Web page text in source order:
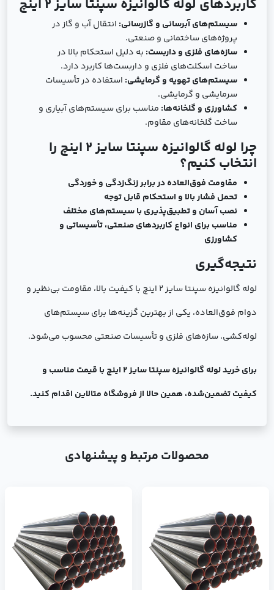
کاربردهای لوله گالوانیزه سپنتا سایز 2 اینچ
سیستم‌های آبرسانی و گازرسانی: انتقال آب و گاز در
پروژه‌های ساختمانی و صنعتی.
سازه‌های فلزی و داربست: به دلیل استحکام بالا در
ساخت اسکلت‌های فلزی و داربست‌ها کاربرد دارد.
سیستم‌های تهویه و گرمایشی: استفاده در تأسیسات
سرمایشی و گرمایشی.
کشاورزی و گلخانه‌ها: مناسب برای سیستم‌های آبیاری و
ساخت گلخانه‌های مقاوم.
چرا لوله گالوانیزه سپنتا سایز 2 اینچ را
انتخاب کنیم؟
مقاومت فوق‌العاده در برابر زنگ‌زدگی و خوردگی
تحمل فشار بالا و استحکام قابل توجه
نصب آسان و تطبیق‌پذیری با سیستم‌های مختلف
مناسب برای انواع کاربردهای صنعتی، تأسیساتی و
کشاورزی
نتیجه‌گیری
لوله گالوانیزه سپنتا سایز 2 اینچ با کیفیت بالا، مقاومت بی‌نظیر و
دوام فوق‌العاده، یکی از بهترین گزینه‌ها برای سیستم‌های
لوله‌کشی، سازه‌های فلزی و تأسیسات صنعتی محسوب می‌شود.
برای خرید لوله گالوانیزه سپنتا سایز 2 اینچ با قیمت مناسب و
کیفیت تضمین‌شده، همین حالا از فروشگاه متالاین اقدام کنید.
محصولات مرتبط و پیشنهادی